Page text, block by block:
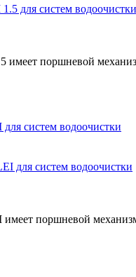
имеет поршневой
систем водоочистки
имеет поршневой